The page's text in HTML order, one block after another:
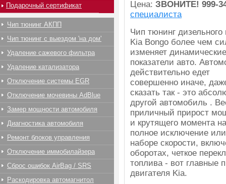
Цена: ЗВОНИТЕ! 999-
специалиста
Чип тюнинг дизельного
Kia Bongo более чем
изменяет динамические
показатели авто.
действительно едет
совершенно иначе,
сказать так - это
другой автомобиль .
приличный прирост
и крутящего момента
полное исключение
наборе скорости,
оборотах, четкое
топлива - вот главные
двигателя Kia.
Подарочный сертификат
Чип тюнинг АКПП
Чип тюнинг с выездом 'на дом'
Удаление сажевого фильтра
Удаление катализатора
Отключение системы EGR
Отключение мочевины AdBlue
Замер мощности автомобиля
Диагностика автомобиля
Ремонт блоков управления
Отключение иммобилайзера
Сброс ошибок AirBag / SRS
Раскодировка автомагнитол